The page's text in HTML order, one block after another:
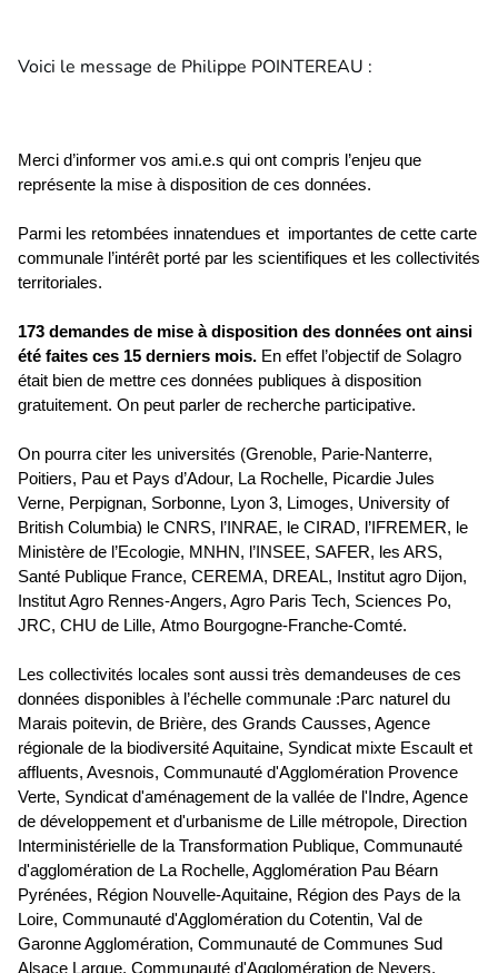
Voici le message de Philippe POINTEREAU :
Merci d’informer vos ami.e.s qui ont compris l’enjeu que
représente la mise à disposition de ces données.
Parmi les retombées innatendues et importantes de cette carte
communale l’intérêt porté par les scientifiques et les collectivités
territoriales.
173 demandes de mise à disposition des données ont ainsi
été faites ces 15 derniers mois. En effet l’objectif de Solagro
était bien de mettre ces données publiques à disposition
gratuitement. On peut parler de recherche participative.
On pourra citer les universités (Grenoble, Parie-Nanterre,
Poitiers, Pau et Pays d’Adour, La Rochelle, Picardie Jules
Verne, Perpignan, Sorbonne, Lyon 3, Limoges, University of
British Columbia) le CNRS, l’INRAE, le CIRAD, l’IFREMER, le
Ministère de l’Ecologie, MNHN, l’INSEE, SAFER, les ARS,
Santé Publique France, CEREMA, DREAL, Institut agro Dijon,
Institut Agro Rennes-Angers, Agro Paris Tech, Sciences Po,
JRC, CHU de Lille, Atmo Bourgogne-Franche-Comté.
Les collectivités locales sont aussi très demandeuses de ces
données disponibles à l’échelle communale :Parc naturel du
Marais poitevin, de Brière, des Grands Causses, Agence
régionale de la biodiversité Aquitaine, Syndicat mixte Escault et
affluents, Avesnois, Communauté d'Agglomération Provence
Verte, Syndicat d'aménagement de la vallée de l'Indre, Agence
de développement et d'urbanisme de Lille métropole, Direction
Interministérielle de la Transformation Publique, Communauté
d'agglomération de La Rochelle, Agglomération Pau Béarn
Pyrénées, Région Nouvelle-Aquitaine, Région des Pays de la
Loire, Communauté d'Agglomération du Cotentin, Val de
Garonne Agglomération, Communauté de Communes Sud
Alsace Largue, Communauté d'Agglomération de Nevers,